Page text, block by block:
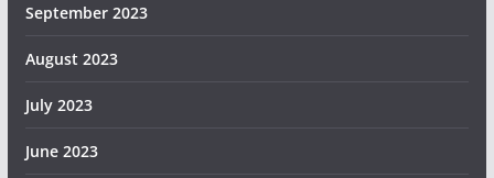
September 2023
August 2023
July 2023
June 2023